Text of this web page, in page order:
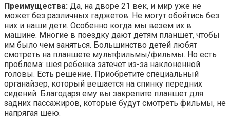
Преимущества: Да, на дворе 21 век, и мир уже не
может без различных гаджетов. Не могут обойтись без
них и наши дети. Особенно когда мы везем их в
машине. Многие в поездку дают детям планшет, чтобы
им было чем заняться. Большинство детей любят
смотреть на планшете мультфильмы/фильмы. Но есть
проблема: шея ребенка затечет из-за наклоненной
головы. Есть решение. Приобретите специальный
органайзер, который вешается на спинку передних
сидений. Благодаря ему вы закрепите планшет для
задних пассажиров, которые будут смотреть фильмы, не
напрягая шею.